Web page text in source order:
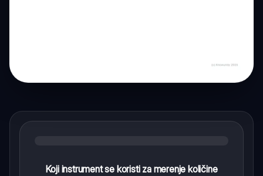
Koji instrument se koristi za merenje količine